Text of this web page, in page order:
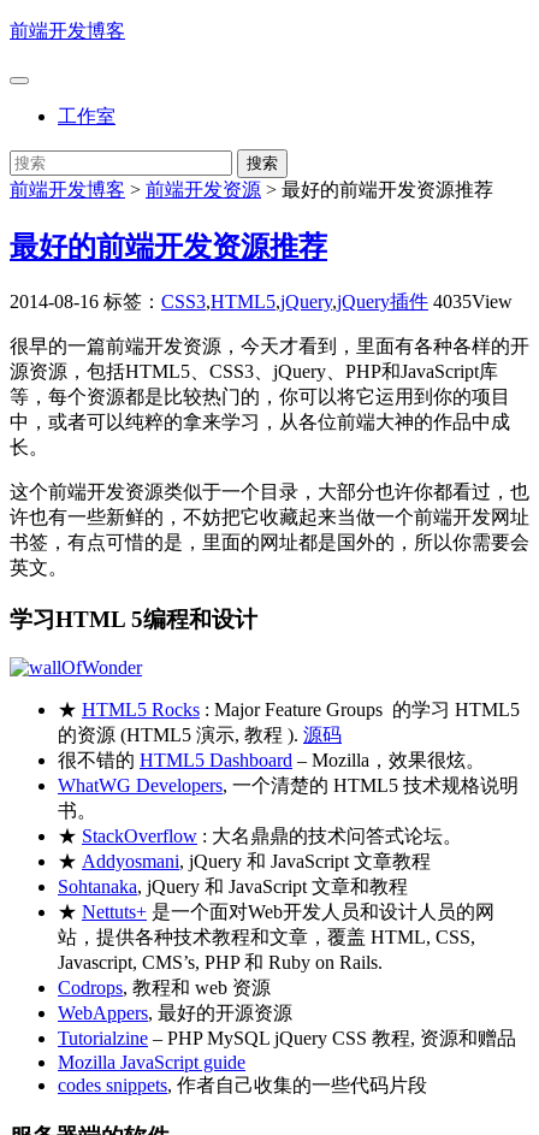
前端开发博客
工作室
前端开发博客 > 前端开发资源 > 最好的前端开发资源推荐
最好的前端开发资源推荐
2014-08-16 标签： CSS3,HTML5,jQuery,jQuery插件 4035View
很早的一篇前端开发资源，今天才看到，里面有各种各样的开
源资源，包括HTML5、CSS3、jQuery、PHP和JavaScript库
等，每个资源都是比较热门的，你可以将它运用到你的项目
中，或者可以纯粹的拿来学习，从各位前端大神的作品中成
长。
这个前端开发资源类似于一个目录，大部分也许你都看过，也
许也有一些新鲜的，不妨把它收藏起来当做一个前端开发网址
书签，有点可惜的是，里面的网址都是国外的，所以你需要会
英文。
学习HTML 5编程和设计
★ HTML5 Rocks : Major Feature Groups 的学习 HTML5
的资源 (HTML5 演示, 教程 ). 源码
很不错的 HTML5 Dashboard – Mozilla，效果很炫。
WhatWG Developers, 一个清楚的 HTML5 技术规格说明
书。
★ StackOverflow : 大名鼎鼎的技术问答式论坛。
★ Addyosmani, jQuery 和 JavaScript 文章教程
Sohtanaka, jQuery 和 JavaScript 文章和教程
★ Nettuts+ 是一个面对Web开发人员和设计人员的网
站，提供各种技术教程和文章，覆盖 HTML, CSS,
Javascript, CMS’s, PHP 和 Ruby on Rails.
Codrops, 教程和 web 资源
WebAppers, 最好的开源资源
Tutorialzine – PHP MySQL jQuery CSS 教程, 资源和赠品
Mozilla JavaScript guide
codes snippets, 作者自己收集的一些代码片段